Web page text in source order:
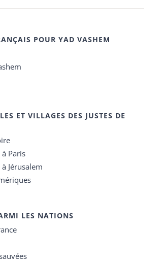
POUR YAD VASHEM
ET VILLAGES DES JUSTES DE
à Paris
Jérusalem
LES NATIONS